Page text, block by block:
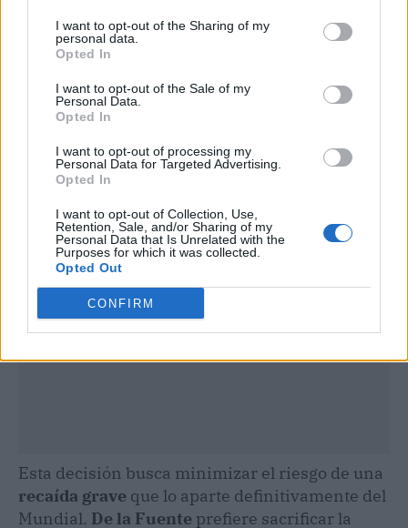
I want to opt-out of the Sharing of my
personal data.
Opted In
I want to opt-out of the Sale of my
Personal Data.
Opted In
I want to opt-out of processing my
Personal Data for Targeted Advertising.
Opted In
I want to opt-out of Collection, Use,
Retention, Sale, and/or Sharing of my
Personal Data that Is Unrelated with the
Purposes for which it was collected.
Opted Out
CONFIRM
Esta decisión busca minimizar el riesgo de una
recaída grave que lo aparte definitivamente del
Mundial. De la Fuente prefiere sacrificar la